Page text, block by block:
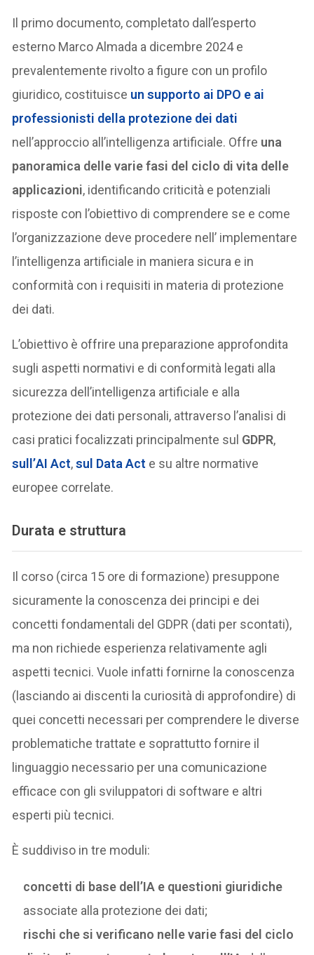
Il primo documento, completato dall’esperto
esterno Marco Almada a dicembre 2024 e
prevalentemente rivolto a figure con un profilo
giuridico, costituisce un supporto ai DPO e ai
professionisti della protezione dei dati
nell’approccio all’intelligenza artificiale. Offre una
panoramica delle varie fasi del ciclo di vita delle
applicazioni, identificando criticità e potenziali
risposte con l’obiettivo di comprendere se e come
l’organizzazione deve procedere nell’ implementare
l’intelligenza artificiale in maniera sicura e in
conformità con i requisiti in materia di protezione
dei dati.
L’obiettivo è offrire una preparazione approfondita
sugli aspetti normativi e di conformità legati alla
sicurezza dell’intelligenza artificiale e alla
protezione dei dati personali, attraverso l’analisi di
casi pratici focalizzati principalmente sul GDPR,
sull’AI Act,sul Data Act e su altre normative
europee correlate.
Durata e struttura
Il corso (circa 15 ore di formazione) presuppone
sicuramente la conoscenza dei principi e dei
concetti fondamentali del GDPR (dati per scontati),
ma non richiede esperienza relativamente agli
aspetti tecnici. Vuole infatti fornirne la conoscenza
(lasciando ai discenti la curiosità di approfondire) di
quei concetti necessari per comprendere le diverse
problematiche trattate e soprattutto fornire il
linguaggio necessario per una comunicazione
efficace con gli sviluppatori di software e altri
esperti più tecnici.
È suddiviso in tre moduli:
concetti di base dell’IA e questioni giuridiche
associate alla protezione dei dati;
rischi che si verificano nelle varie fasi del ciclo